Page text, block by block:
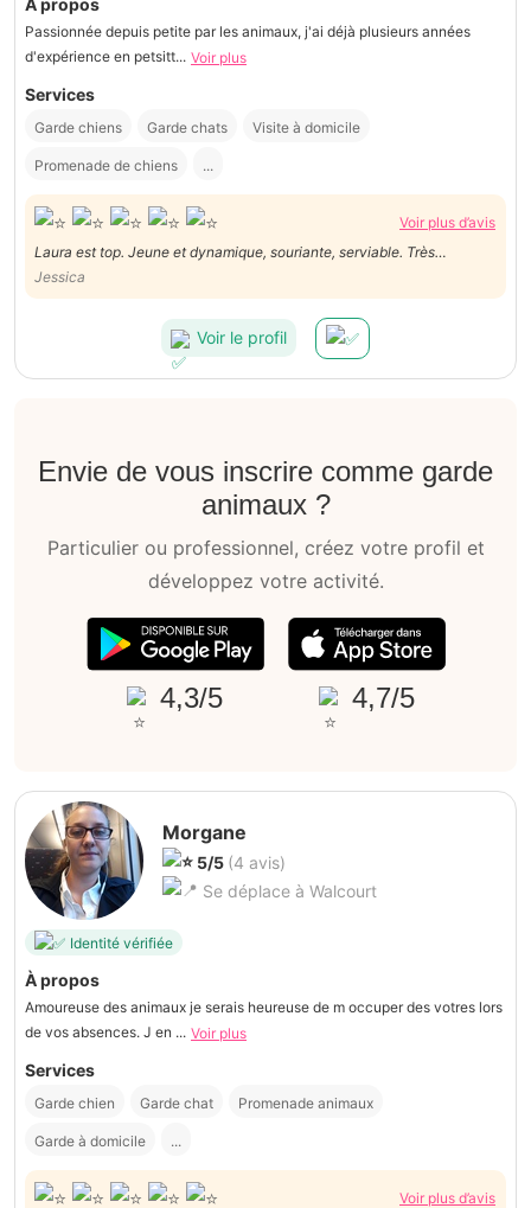
À propos
Passionnée depuis petite par les animaux, j'ai déjà plusieurs années
d'expérience en petsitt... Voir plus
Services
Garde chiens Garde chats Visite à domicile
Promenade de chiens ...
Voir plus d’avis
Laura est top. Jeune et dynamique, souriante, serviable. Très
agréable. Rien à dire, je la conseille vivement.
Jessica
Voir le profil
Envie de vous inscrire comme garde
animaux ?
Particulier ou professionnel, créez votre profil et
développez votre activité.
4,3/5 4,7/5
Morgane
5/5 (4 avis)
Se déplace à Walcourt
Identité vérifiée
À propos
Amoureuse des animaux je serais heureuse de m occuper des votres lors
de vos absences. J en ... Voir plus
Services
Garde chien Garde chat Promenade animaux
Garde à domicile ...
Voir plus d’avis